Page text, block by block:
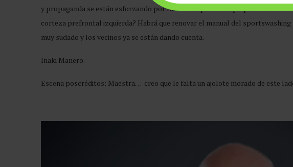
y propaganda se están esforzando por llevar aunque sea un poquito más de
corteza prefrontal izquierda? Habrá que renovar el manual del sportswashing
muy sudado y los vecinos ya se están dando cuenta.
Iñaki Manero.
Escena poscréditos: Maestra… creo que le falta un ajolote morado de este